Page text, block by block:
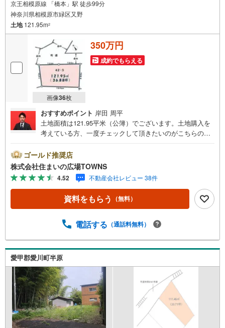
京王相模原線 「橋本」駅 徒歩99分
神奈川県相模原市緑区又野
土地121.95m2
画像36枚
350万円
成約でもらえる
おすすめポイント 岸田 周平
土地面積は121.95平米（公簿）でございます。土地購入を
考えている方、一度チェックして頂きたいのがこちらの売
合わせが集中するため、お早めにお電話下さい。「室内・
現地を見学する」ボタンよりご予約頂くとご見学がスムー
ズです。■その他、各種ご相談も承っております。○住宅ロ
ーンのご相談○ライフプランのシミュレーション■住まいの
広場TOWNSからお客様へ経験豊富なスタッフが親身になっ
てお客様に合った物件をご紹介させて頂きます！ /他社様掲
下さい♪駐車場もございますので、お車でのお越しも大歓
ゴールド推奨店
株式会社住まいの広場TOWNS
4.52 不動産会社レビュー 38件
資料をもらう （無料）
電話する （通話料無料）
愛甲郡愛川町半原